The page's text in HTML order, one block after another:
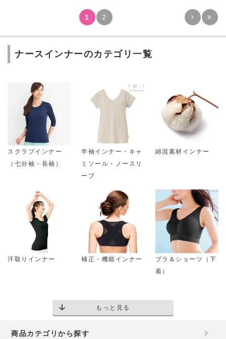
1 2
ナースインナーのカテゴリ一覧
スクラブインナー
（七分袖・長袖）
半袖インナー・キャ
ミソール・ノースリ
ーブ
綿混素材インナー
汗取りインナー 補正・機能インナー
ブラ＆ショーツ（下
着）
もっと見る
商品カテゴリから探す